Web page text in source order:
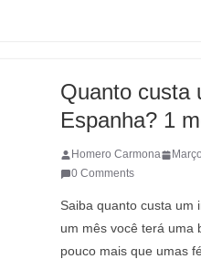
Quanto custa
Espanha? 1
Homero Carmona
0 Comments
Saiba quanto custa um
um mês você terá uma
pouco mais que umas